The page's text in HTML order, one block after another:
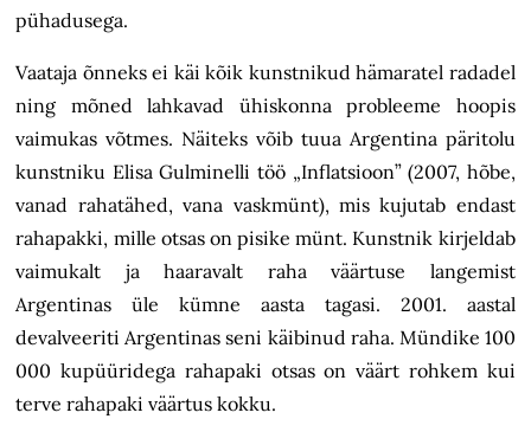
pühadusega.
Vaataja õnneks ei käi kõik kunstnikud hämaratel radadel
ning mõned lahkavad ühiskonna probleeme hoopis
vaimukas võtmes. Näiteks võib tuua Argentina päritolu
kunstniku Elisa Gulminelli töö „Inflatsioon” (2007, hõbe,
vanad rahatähed, vana vaskmünt), mis kujutab endast
rahapakki, mille otsas on pisike münt. Kunstnik kirjeldab
vaimukalt ja haaravalt raha väärtuse langemist
Argentinas üle kümne aasta tagasi. 2001. aastal
devalveeriti Argentinas seni käibinud raha. Mündike 100
000 kupüüridega rahapaki otsas on väärt rohkem kui
terve rahapaki väärtus kokku.